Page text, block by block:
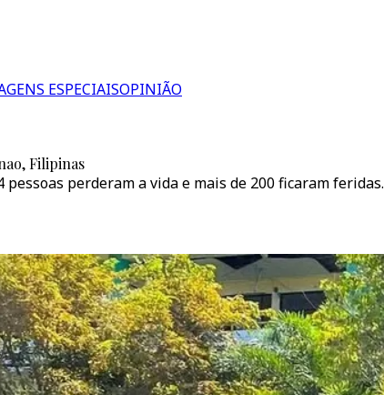
ESPECIAISOPINIÃO
Filipinas
perderam a vida e mais de 200 ficaram feridas.